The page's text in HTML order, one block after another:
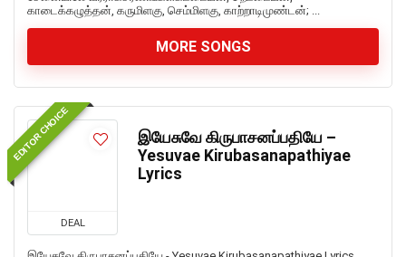
காடைக்கழுத்தன், கருமிளகு, செம்மிளகு, காற்றாடிமுண்டன்; ...
MORE SONGS
EDITOR CHOICE
DEAL
இயேசுவே கிருபாசனப்பதியே –
Yesuvae Kirubasanapathiyae
Lyrics